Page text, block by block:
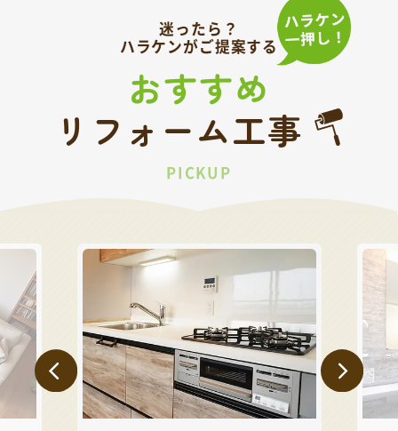
迷ったら？
ハラケンがご提案する
おすすめ
リフォーム工事
PICKUP